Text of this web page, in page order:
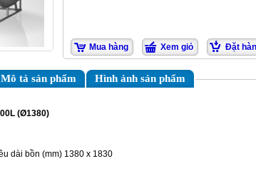
Mua hàng Xem giỏ Đặt
Mô tả sản phẩm Hình ảnh sản phẩm
(Ø1380)
dài bồn (mm) 1380 x 1830